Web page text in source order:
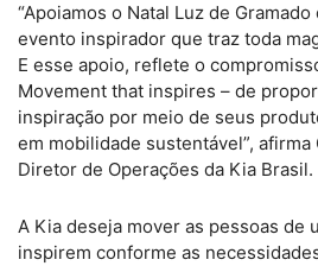
“Apoiamos o Natal Luz de
evento inspirador que traz toda
E esse apoio, reflete o
Movement that inspires – de
inspiração por meio de seus
em mobilidade sustentável”, afirma
Diretor de Operações da Kia Brasil.
A Kia deseja mover as pessoas de
inspirem conforme as